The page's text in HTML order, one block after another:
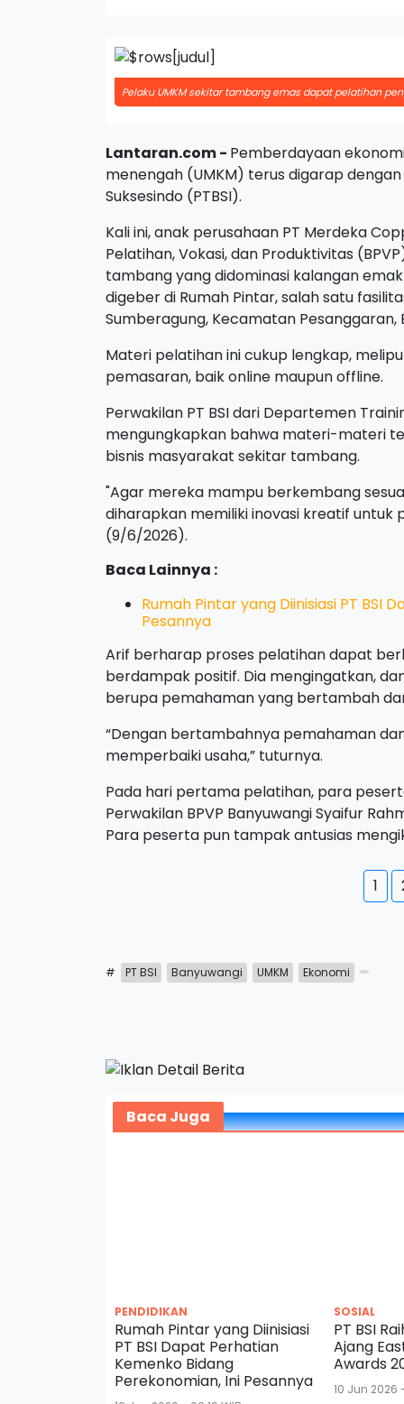
Pelaku UMKM sekitar tambang emas dapat pelatihan
Lantaran.com - Pemberdayaan
menengah (UMKM) terus digarap
Suksesindo (PTBSI).
Kali ini, anak perusahaan PT Merdeka
Pelatihan, Vokasi, dan Produktivitas
tambang yang didominasi kalangan
digeber di Rumah Pintar, salah satu
Sumberagung, Kecamatan Pesanggaran,
Materi pelatihan ini cukup lengkap,
pemasaran, baik online maupun offline.
Perwakilan PT BSI dari Departemen
mengungkapkan bahwa materi-materi
bisnis masyarakat sekitar tambang.
"Agar mereka mampu berkembang
diharapkan memiliki inovasi kreatif untuk
(9/6/2026).
Baca Lainnya :
Rumah Pintar yang Diinisiasi PT BSI
Pesannya
Arif berharap proses pelatihan dapat
berdampak positif. Dia mengingatkan,
berupa pemahaman yang bertambah
“Dengan bertambahnya pemahaman
memperbaiki usaha,” tuturnya.
Pada hari pertama pelatihan, para
Perwakilan BPVP Banyuwangi Syaifur
Para peserta pun tampak antusias
1
# PT BSI Banyuwangi UMKM Ekonomi
Baca Juga
PENDIDIKAN
Rumah Pintar yang Diinisiasi
PT BSI Dapat Perhatian
Kemenko Bidang
Perekonomian, Ini Pesannya
SOSIAL
PT BSI
Ajang
Awards
10 Jun 2026